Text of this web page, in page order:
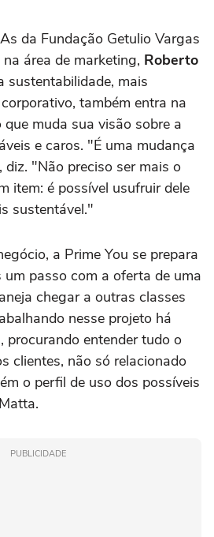
da Fundação Getulio Vargas
área de marketing, Roberto
sustentabilidade, mais
também entra na
muda sua visão sobre a
e caros. "É uma mudança
"Não preciso ser mais o
item: é possível usufruir dele
sustentável."
a Prime You se prepara
passo com a oferta de uma
chegar a outras classes
nesse projeto há
procurando entender tudo o
clientes, não só relacionado
o perfil de uso dos possíveis
PUBLICIDADE